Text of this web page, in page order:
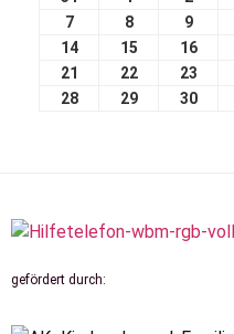
7
8 9
14
15 16
21
22 23
28
29 30
gefördert durch: